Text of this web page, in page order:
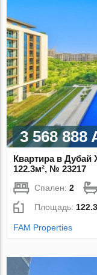
3 568 888
Квартира в Дубай
122.3м², № 23217
Спален:2
Площадь:
FAM Properties